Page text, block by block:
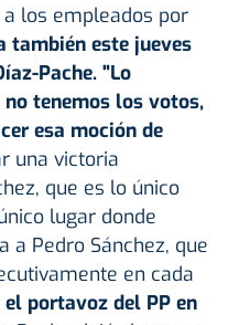
a los empleados por
también este jueves
Pache. "Lo
tenemos los votos,
esa moción de
una victoria
que es lo único
lugar donde
a Pedro Sánchez, que
en cada
portavoz del PP en